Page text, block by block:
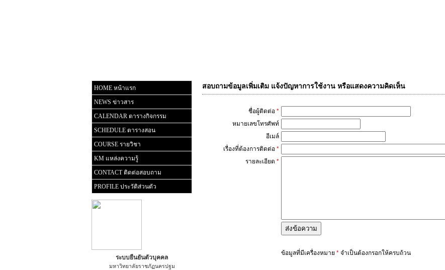
HOME หน้าแรก
NEWS ข่าวสาร
CALENDAR ตารางกิจกรรม
SCHEDULE ตารางสอน
COURSE รายวิชา
KM แหล่งความรู้
CONTACT ติดต่อสอบถาม
PROFILE ประวัติส่วนตัว
ระบบยืนยันตัวบุคคล
มหาวิทยาลัยราชภัฏนครปฐม
สอบถามข้อมูลเพิ่มเติม แจ้งปัญหาการใช้งาน หรือแสดงความคิดเห็น
ชื่อผู้ติดต่อ*
หมายเลขโทรศัพท์
อีเมล์
เรื่องที่ต้องการติดต่อ*
รายละเอียด *
ข้อมูลที่มีเครื่องหมาย * จำเป็นต้องกรอกให้ครบถ้วน